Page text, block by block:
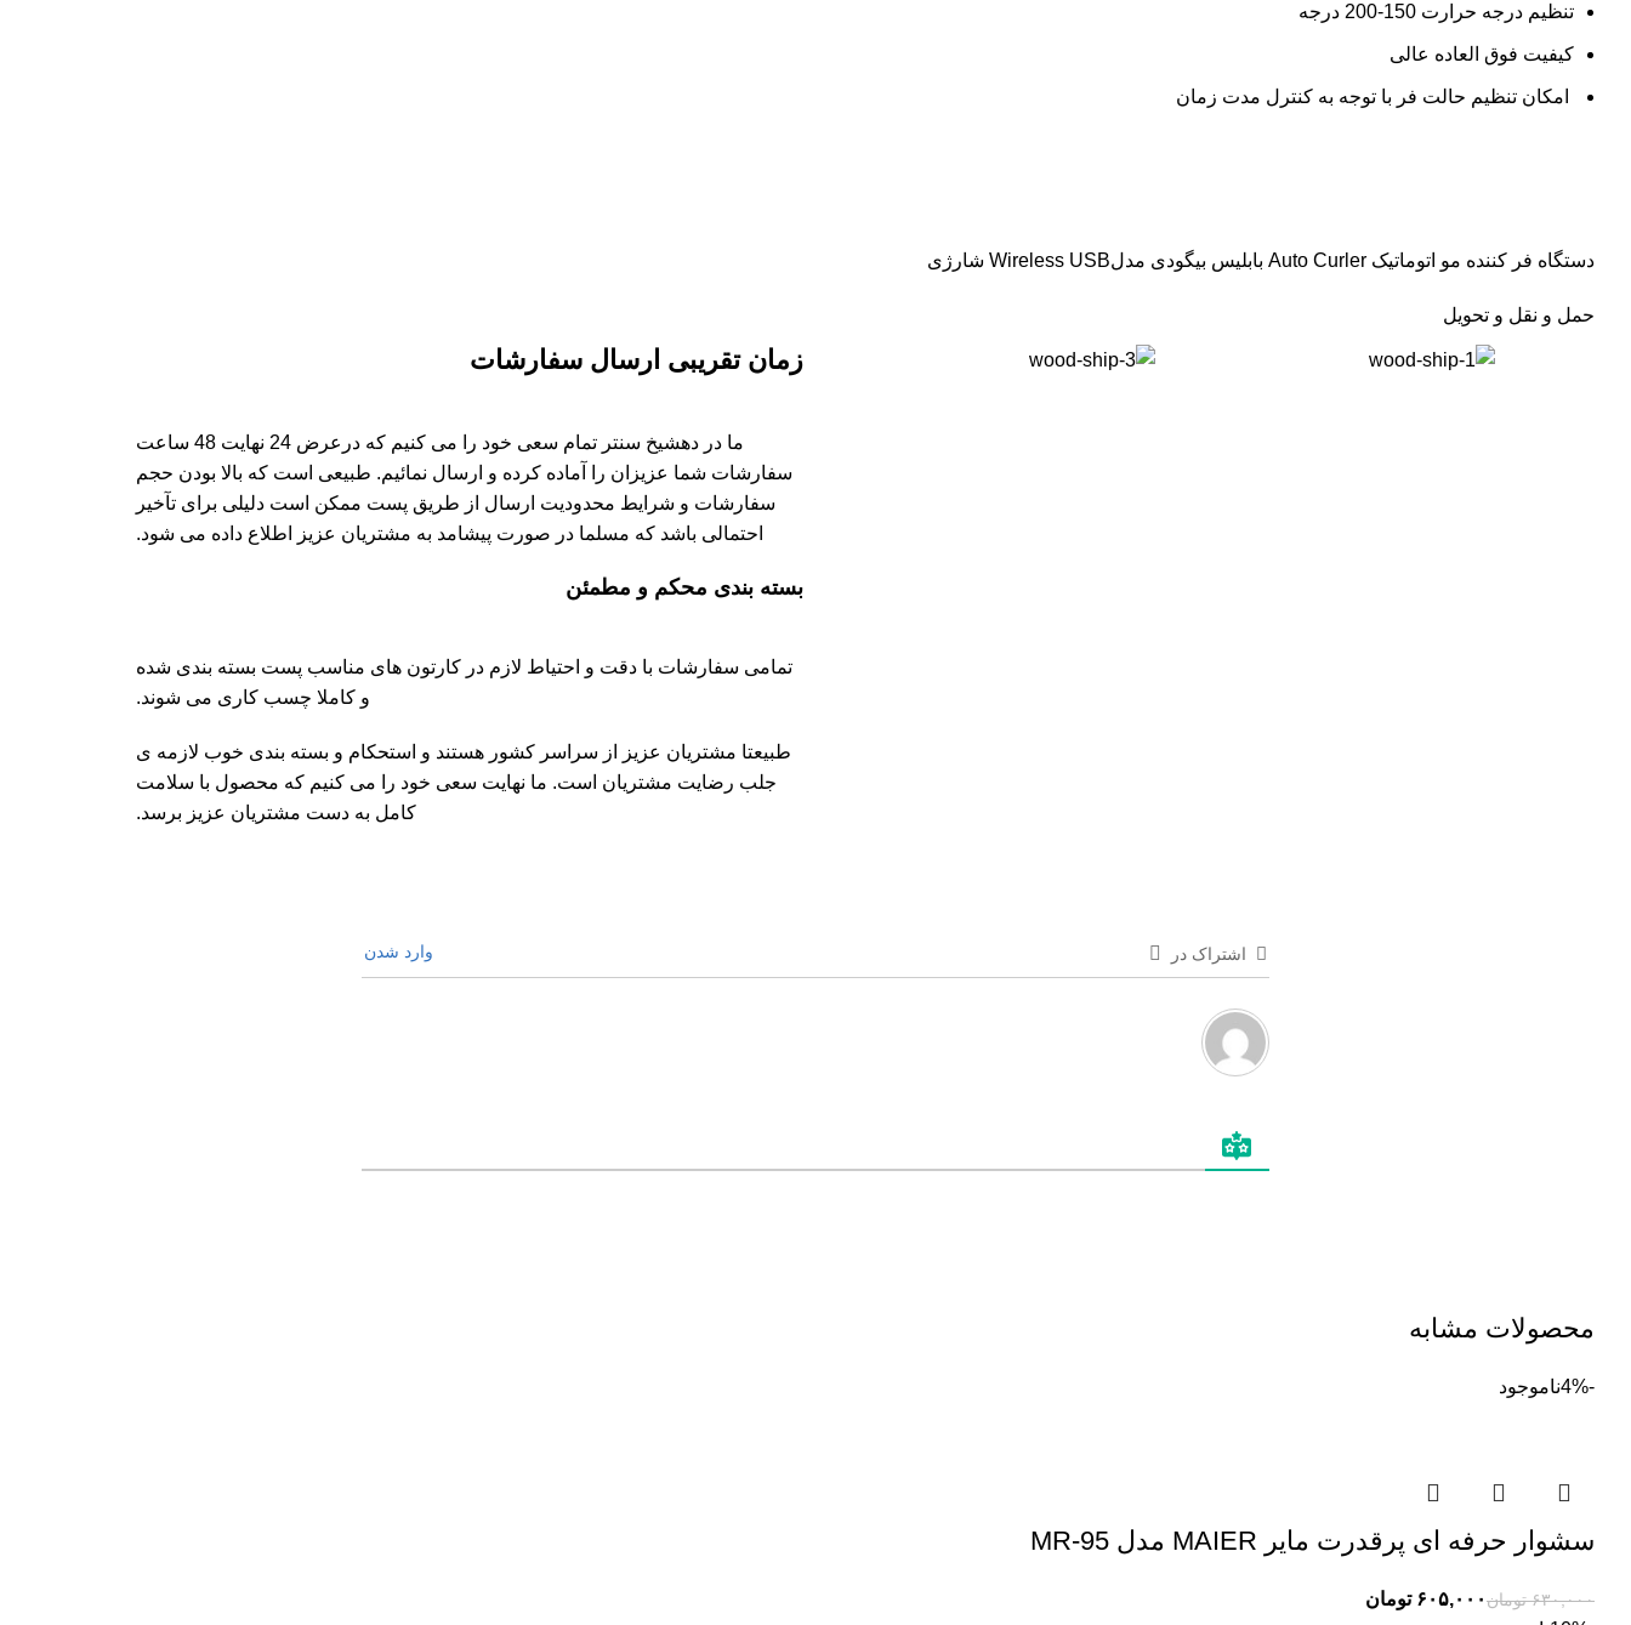
تنظیم درجه حرارت 150-200 درجه
کیفیت فوق العاده عالی
امکان تنظیم حالت فر با توجه به کنترل مدت زمان
دستگاه فر کننده مو اتوماتیک Auto Curler بابلیس بیگودی مدلWireless USB شارژی
حمل و نقل و تحویل
زمان تقریبی ارسال سفارشات
ما در دهشیخ سنتر تمام سعی خود را می کنیم که درعرض 24 نهایت 48 ساعت
سفارشات شما عزیزان را آماده کرده و ارسال نمائیم. طبیعی است که بالا بودن حجم
سفارشات و شرایط محدودیت ارسال از طریق پست ممکن است دلیلی برای تآخیر
احتمالی باشد که مسلما در صورت پیشامد به مشتریان عزیز اطلاع داده می شود.
بسته بندی محکم و مطمئن
تمامی سفارشات با دقت و احتیاط لازم در کارتون های مناسب پست بسته بندی شده
و کاملا چسب کاری می شوند.
طبیعتا مشتریان عزیز از سراسر کشور هستند و استحکام و بسته بندی خوب لازمه ی
جلب رضایت مشتریان است. ما نهایت سعی خود را می کنیم که محصول با سلامت
کامل به دست مشتریان عزیز برسد.
اشتراک در وارد شدن
محصولات مشابه
-4% ناموجود
سشوار حرفه ای پرقدرت مایر MAIER مدل MR-95
۶۳۰,۰۰۰ تومان۶۰۵,۰۰۰ تومان